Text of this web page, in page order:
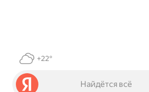
+22°
Найдётся всё